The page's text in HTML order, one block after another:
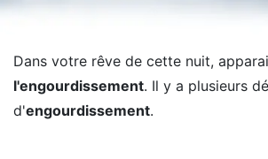
Dans votre rêve de cette nuit,
l'engourdissement. Il y a plusieurs
d'engourdissement.